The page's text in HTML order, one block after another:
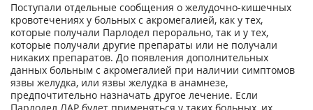
Поступали отдельные сообщения о желудочно-кишечных
кровотечениях у больных с акромегалией, как у тех,
которые получали Парлодел перорально, так и у тех,
которые получали другие препараты или не получали
никаких препаратов. До появления дополнительных
данных больным с акромегалией при наличии симптомов
язвы желудка, или язвы желудка в анамнезе,
предпочтительно назначать другое лечение. Если